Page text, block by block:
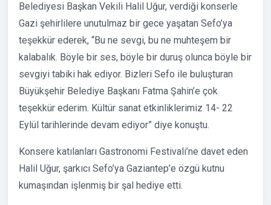
Belediyesi Başkan Vekili Halil Uğur, verdiği konserle
Gazi şehirlilere unutulmaz bir gece yaşatan Sefo’ya
teşekkür ederek, “Bu ne sevgi, bu ne muhteşem bir
kalabalık. Böyle bir ses, böyle bir duruş olunca böyle bir
sevgiyi tabiki hak ediyor. Bizleri Sefo ile buluşturan
Büyükşehir Belediye Başkanı Fatma Şahin’e çok
teşekkür ederim. Kültür sanat etkinliklerimiz 14- 22
Eylül tarihlerinde devam ediyor” diye konuştu.
Konsere katılanları Gastronomi Festivali’ne davet eden
Halil Uğur, şarkıcı Sefo’ya Gaziantep’e özgü kutnu
kumaşından işlenmiş bir şal hediye etti.